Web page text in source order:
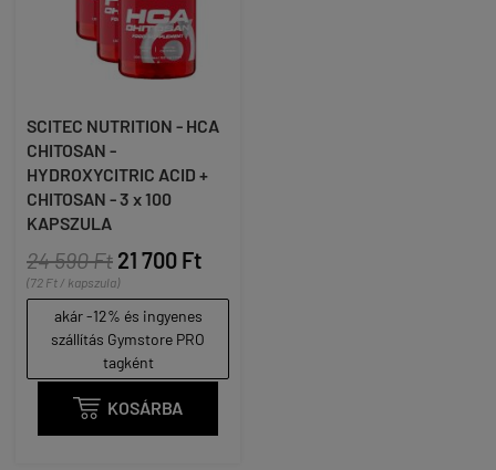
SCITEC NUTRITION - HCA
CHITOSAN -
HYDROXYCITRIC ACID +
CHITOSAN - 3 x 100
KAPSZULA
24 590 Ft 21 700 Ft
(72 Ft / kapszula)
akár -12% és ingyenes
szállítás Gymstore PRO
tagként
 KOSÁRBA